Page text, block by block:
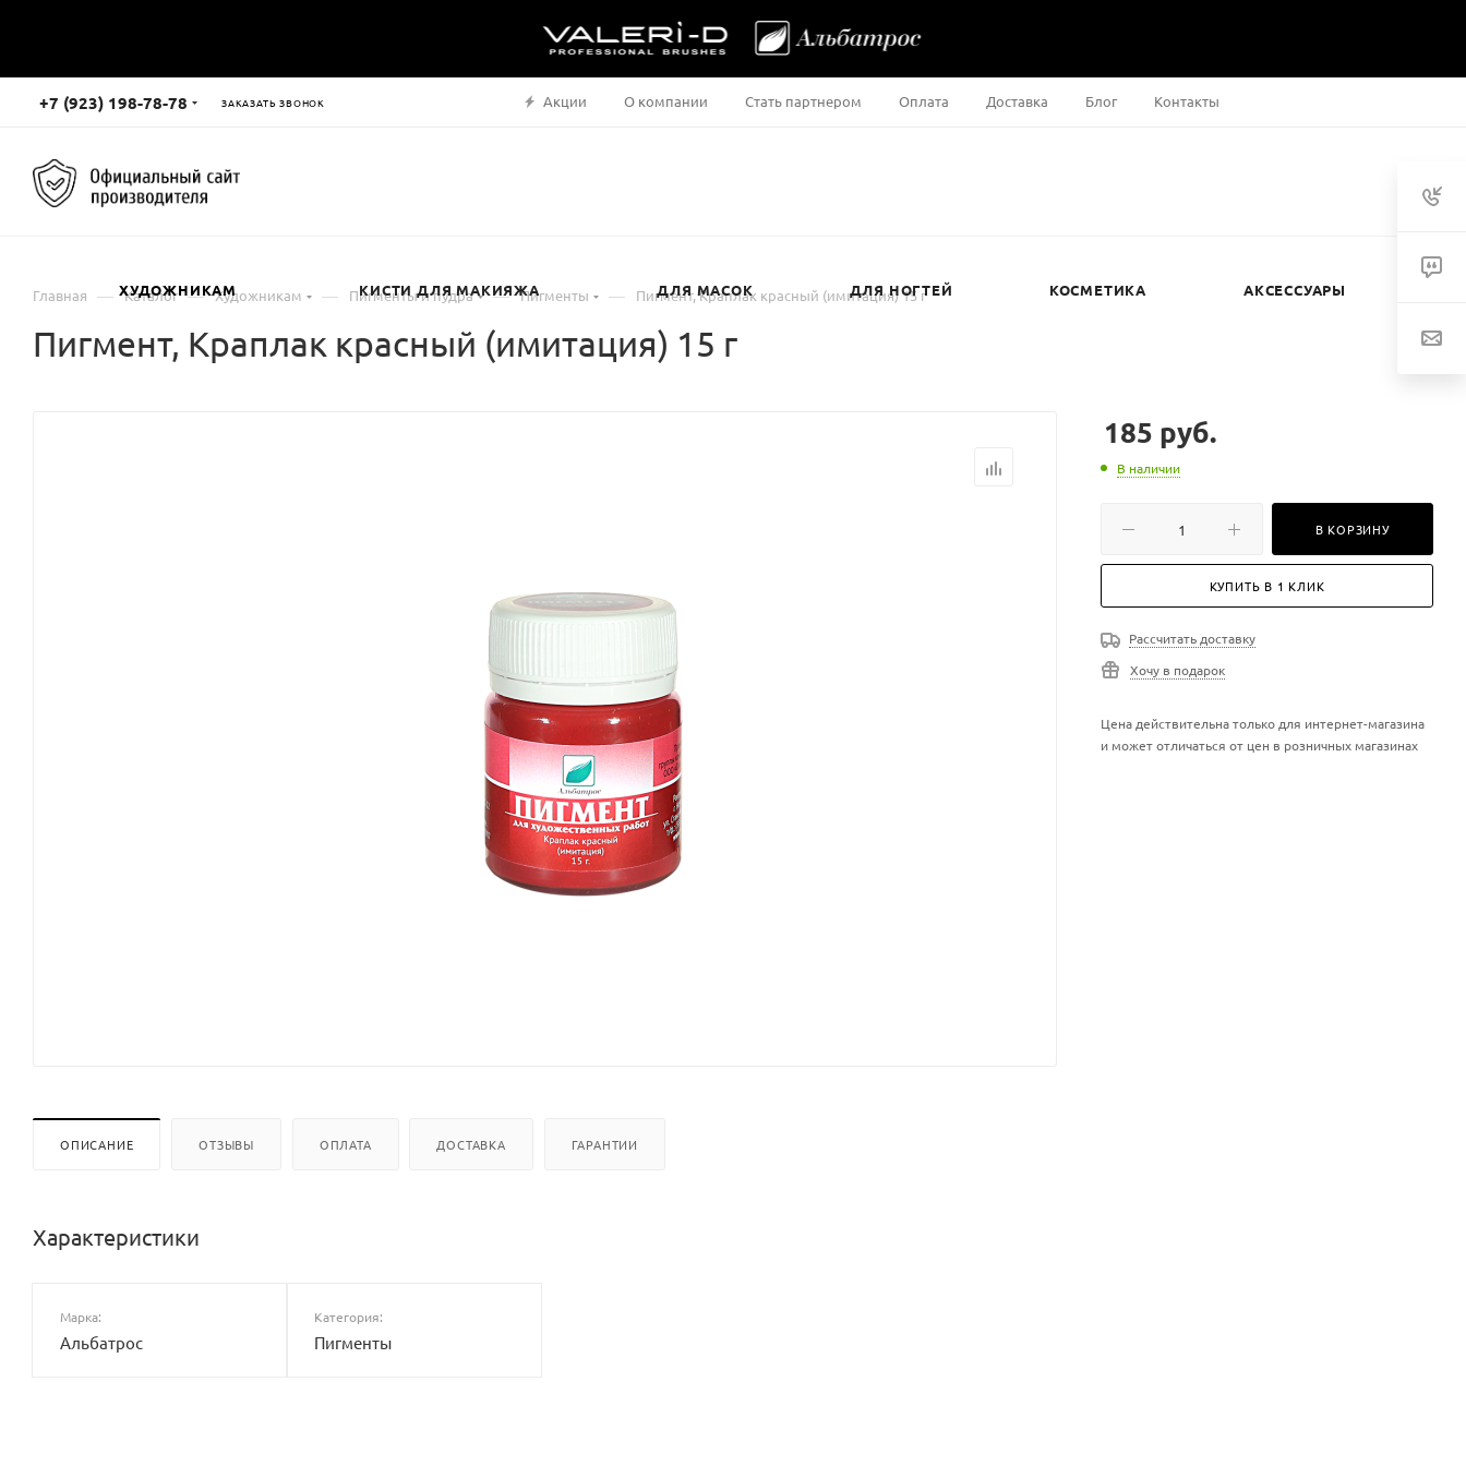
+7 (923) 198-78-78 ЗАКАЗАТЬ ЗВОНОК Акции О компании Стать партнером Оплата Доставка Блог Контакты
ХУДОЖНИКАМ КИСТИ ДЛЯ МАКИЯЖА ДЛЯ МАСОК ДЛЯ НОГТЕЙ КОСМЕТИКА АКСЕССУАРЫ
Главная — Каталог — Художникам — Пигменты и пудра — Пигменты — Пигмент, Краплак красный (имитация) 15 г
Пигмент, Краплак красный (имитация) 15 г
ОПИСАНИЕ ОТЗЫВЫ ОПЛАТА ДОСТАВКА ГАРАНТИИ
Характеристики
Марка:
Альбатрос
Категория:
Пигменты
185 руб.
В наличии
В КОРЗИНУ
КУПИТЬ В 1 КЛИК
Рассчитать доставку
Хочу в подарок
Цена действительна только для интернет-магазина
и может отличаться от цен в розничных магазинах